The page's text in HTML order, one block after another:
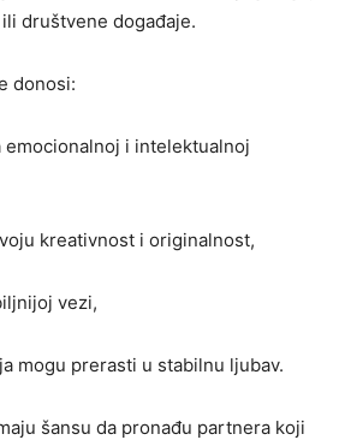
društvene događaje.
donosi:
i intelektualnoj
kreativnost i originalnost,
vezi,
mogu prerasti u stabilnu ljubav.
šansu da pronađu partnera koji